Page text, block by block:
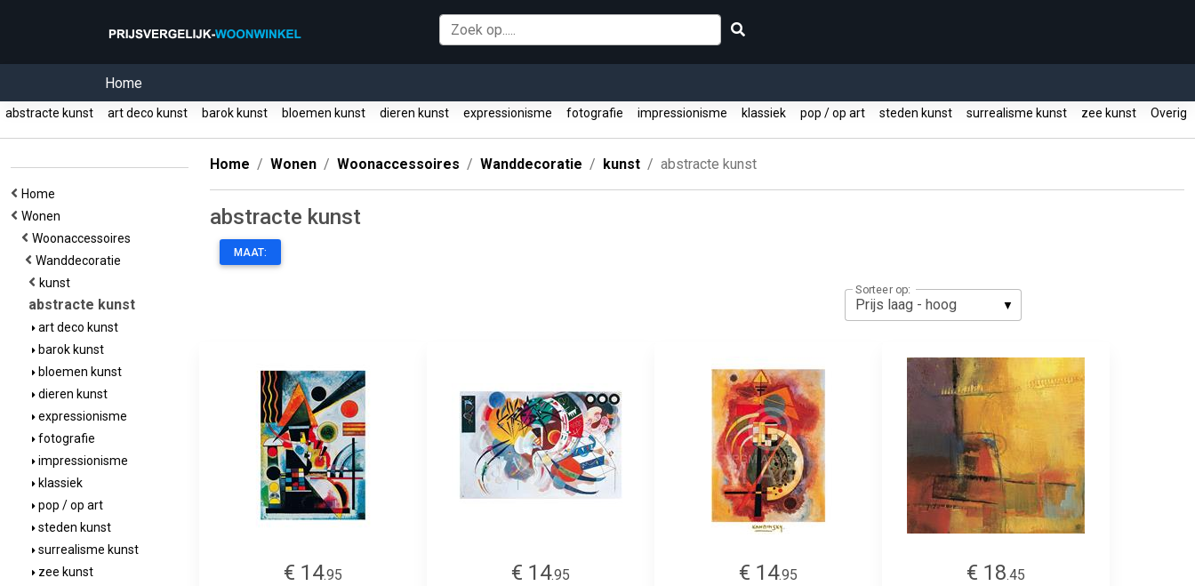
Home
abstracte kunst art deco kunst barok kunst bloemen kunst dieren kunst expressionisme fotografie impressionisme klassiek pop / op art steden kunst surrealisme kunst zee kunst Overig
Home
Wonen
Woonaccessoires
Wanddecoratie
kunst
abstracte kunst
art deco kunst
barok kunst
bloemen kunst
dieren kunst
expressionisme
fotografie
impressionisme
klassiek
pop / op art
steden kunst
surrealisme kunst
zee kunst
Home Wonen Woonaccessoires Wanddecoratie kunst abstracte kunst
abstracte kunst
MAAT:
Sorteer op:
€ 14.95
€ 14.95
€ 14.95
€ 18.45